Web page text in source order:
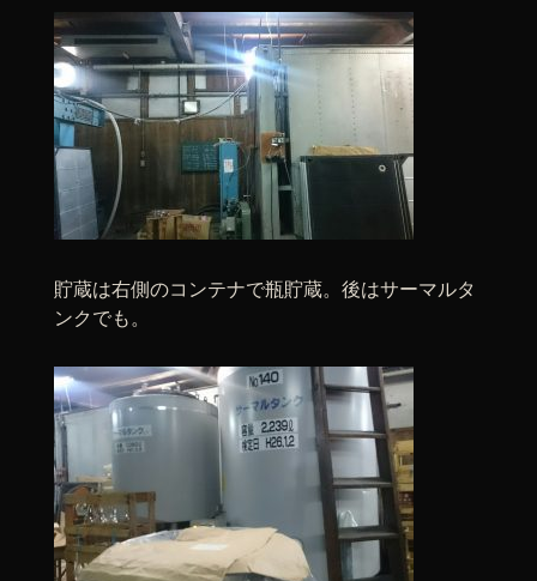
貯蔵は右側のコンテナで瓶貯蔵。後はサーマルタ
ンクでも。